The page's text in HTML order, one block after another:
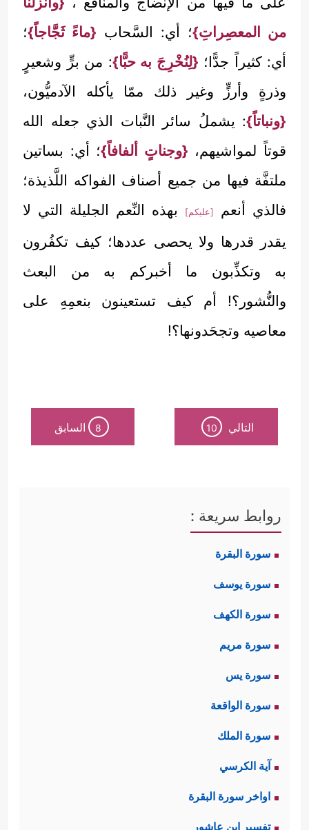
من المعصِراتِ}؛ أي: السَّحاب {ماءً ثَجَّاجاً}؛
أي: كثيراً جدًّا؛ {لِنُخْرِجَ به حبًّا}: من برٍّ وشعيرٍ
وذرةٍ وأرزٍّ وغير ذلك ممّا يأكله الآدميُّون،
{ونباتاً}: يشملُ سائر النَّبات الذي جعله الله
قوتاً لمواشيهم، {وجناتٍ ألفافاً}؛ أي: بساتين
ملتفَّة فيها من جميع أصناف الفواكه اللَّذيذة؛
فالذي أنعم
[عليكم]
بهذه النِّعم الجليلة التي لا
يقدر قدرها ولا يحصى عددها؛ كيف تكفُرون
به وتكذِّبون ما أخبركم به من البعث
والنُّشور؟! أم كيف تستعينون بنعمِهِ على
معاصيه وتجحَدونها؟!
التالي 10
8 السابق
روابط سريعة :
سورة البقرة
سورة يوسف
سورة الكهف
سورة مريم
سورة يس
سورة الواقعة
سورة الملك
آية الكرسي
اواخر سورة البقرة
تفسير ابن عاشور